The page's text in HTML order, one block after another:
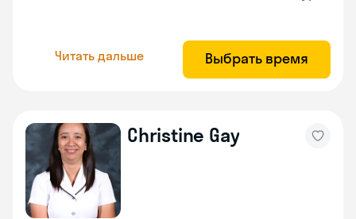
Читать дальше Выбрать время
Christine Gay